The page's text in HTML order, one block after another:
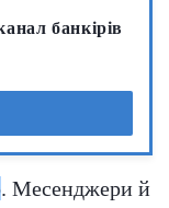
банкірів
. Месенджери й